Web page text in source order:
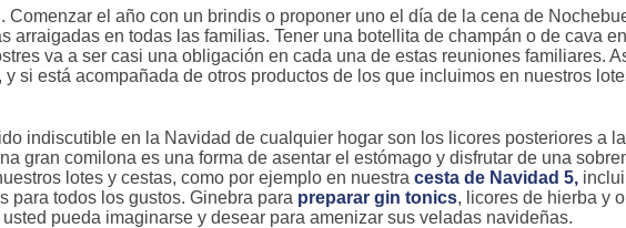
. Comenzar el año con un brindis o proponer uno el día de la cena de
arraigadas en todas las familias. Tener una botellita de champán o de cava
va a ser casi una obligación en cada una de estas reuniones familiares.
si está acompañada de otros productos de los que incluimos en nuestros
indiscutible en la Navidad de cualquier hogar son los licores posteriores a
gran comilona es una forma de asentar el estómago y disfrutar de una
lotes y cestas, como por ejemplo en nuestra cesta de Navidad 5,
para todos los gustos. Ginebra para preparar gin tonics, licores de hierba y
pueda imaginarse y desear para amenizar sus veladas navideñas.